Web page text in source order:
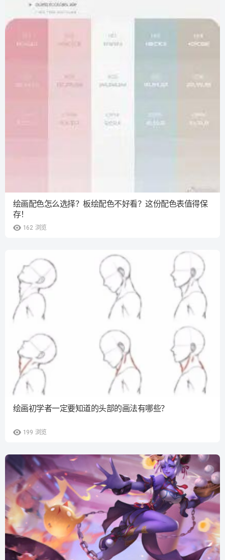
162 浏览
绘画配色怎么选择？板绘配色不好看？这份配色表值得保
存！
199 浏览
绘画初学者一定要知道的头部的画法有哪些？